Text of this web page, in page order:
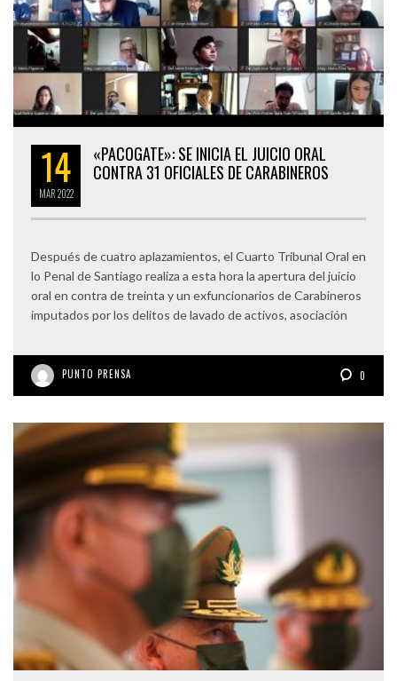
14
MAR2022
«PACOGATE»: SE INICIA EL JUICIO ORAL
CONTRA 31 OFICIALES DE CARABINEROS
Después de cuatro aplazamientos, el Cuarto Tribunal Oral en
lo Penal de Santiago realiza a esta hora la apertura del juicio
oral en contra de treinta y un exfuncionarios de Carabineros
imputados por los delitos de lavado de activos, asociación
PUNTO PRENSA 0